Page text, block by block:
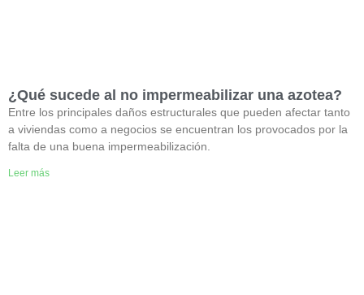
¿Qué sucede al no impermeabilizar una azotea?
Entre los principales daños estructurales que pueden afectar tanto
a viviendas como a negocios se encuentran los provocados por la
falta de una buena impermeabilización.
Leer más